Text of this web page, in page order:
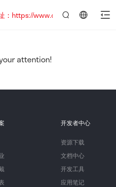
https://www.quectel.com.cn
attention!
开发者中心
资源下载
文档中心
开发工具
应用笔记